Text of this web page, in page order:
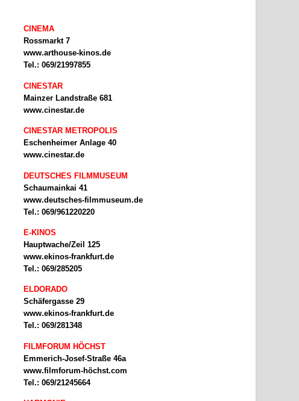
CINEMA
Rossmarkt 7
www.arthouse-kinos.de
Tel.: 069/21997855
CINESTAR
Mainzer Landstraße 681
www.cinestar.de
CINESTAR METROPOLIS
Eschenheimer Anlage 40
www.cinestar.de
DEUTSCHES FILMMUSEUM
Schaumainkai 41
www.deutsches-filmmuseum.de
Tel.: 069/961220220
E-KINOS
Hauptwache/Zeil 125
www.ekinos-frankfurt.de
Tel.: 069/285205
ELDORADO
Schäfergasse 29
www.ekinos-frankfurt.de
Tel.: 069/281348
FILMFORUM HÖCHST
Emmerich-Josef-Straße 46a
www.filmforum-höchst.com
Tel.: 069/21245664